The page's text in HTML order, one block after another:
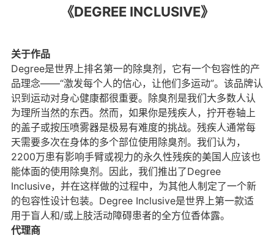
《DEGREE INCLUSIVE》
关于作品
Degree是世界上排名第一的除臭剂，它有一个包容性的产
品理念——“激发每个人的信心，让他们多运动”。该品牌认
识到运动对身心健康都很重要。除臭剂是我们大多数人认
为理所当然的东西。然而，如果你是残疾人，拧开卷轴上
的盖子或按压喷雾器是极易有难度的挑战。残疾人通常每
天需要多次在身体的多个部位使用除臭剂。我们认为，
2200万患有影响手臂或视力的永久性残疾的美国人应该也
能体面的使用除臭剂。因此，我们推出了Degree
Inclusive，并在这样做的过程中，为其他人制定了一个新
的包容性设计包装。Degree Inclusive是世界上第一款适
用于盲人和/或上肢活动障碍患者的全方位香体露。
代理商